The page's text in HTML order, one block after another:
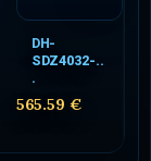
DH-
SDZ4032-..
.
565.59 €